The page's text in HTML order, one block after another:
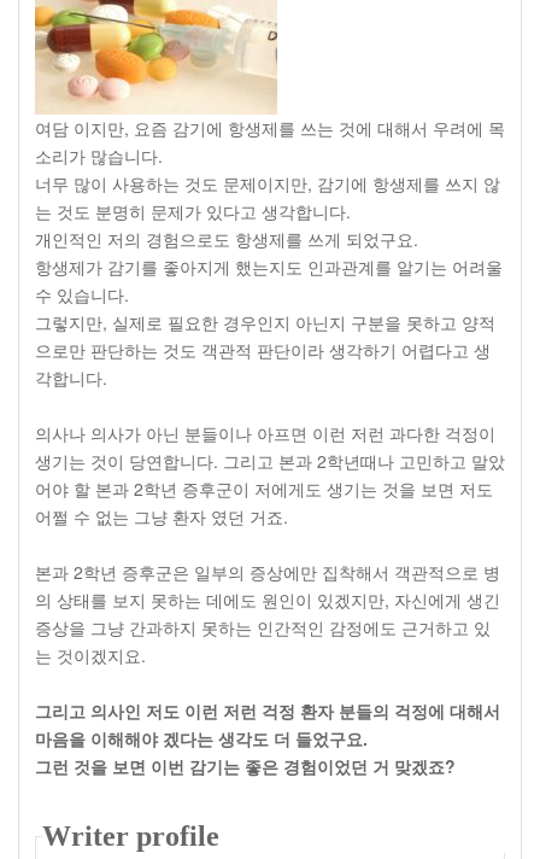
여담 이지만, 요즘 감기에 항생제를 쓰는 것에 대해서 우려에 목
소리가 많습니다.
너무 많이 사용하는 것도 문제이지만, 감기에 항생제를 쓰지 않
는 것도 분명히 문제가 있다고 생각합니다.
개인적인 저의 경험으로도 항생제를 쓰게 되었구요.
항생제가 감기를 좋아지게 했는지도 인과관계를 알기는 어려울
수 있습니다.
그렇지만, 실제로 필요한 경우인지 아닌지 구분을 못하고 양적
으로만 판단하는 것도 객관적 판단이라 생각하기 어렵다고 생
각합니다.
의사나 의사가 아닌 분들이나 아프면 이런 저런 과다한 걱정이
생기는 것이 당연합니다. 그리고 본과 2학년때나 고민하고 말았
어야 할 본과 2학년 증후군이 저에게도 생기는 것을 보면 저도
어쩔 수 없는 그냥 환자 였던 거죠.
본과 2학년 증후군은 일부의 증상에만 집착해서 객관적으로 병
의 상태를 보지 못하는 데에도 원인이 있겠지만, 자신에게 생긴
증상을 그냥 간과하지 못하는 인간적인 감정에도 근거하고 있
는 것이겠지요.
그리고 의사인 저도 이런 저런 걱정 환자 분들의 걱정에 대해서
마음을 이해해야 겠다는 생각도 더 들었구요.
그런 것을 보면 이번 감기는 좋은 경험이었던 거 맞겠죠?
Writer profile